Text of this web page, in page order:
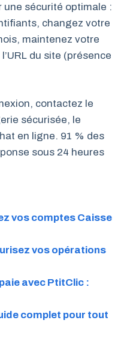
une sécurité optimale :
changez votre
maintenez votre
du site (présence
contactez le
sécurisée, le
en ligne. 91 % des
sous 24 heures
vos comptes Caisse
vos opérations
avec PtitClic :
complet pour tout